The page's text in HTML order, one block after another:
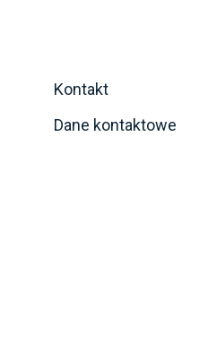
Kontakt
Dane kontaktowe